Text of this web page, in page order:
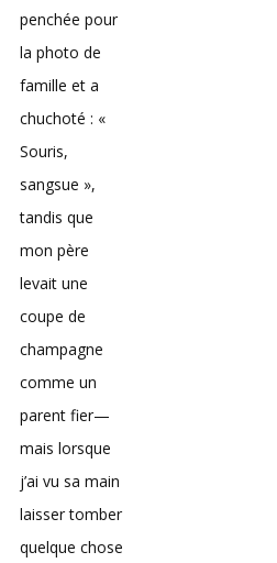
penchée pour
la photo de
famille et a
chuchoté : «
Souris,
sangsue »,
tandis que
mon père
levait une
coupe de
champagne
comme un
parent fier—
mais lorsque
j’ai vu sa main
laisser tomber
quelque chose